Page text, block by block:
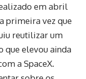
em abril
primeira vez que
reutilizar um
que elevou ainda
a SpaceX.